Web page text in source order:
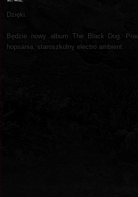
Dzięki.
Będzie nowy album The Black Dog.
hopsania, staroszkolny electro ambient.